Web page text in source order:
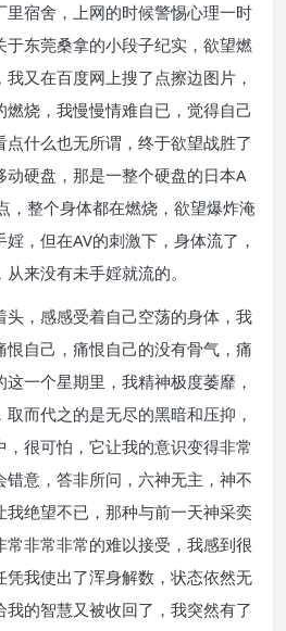
宿舍，上网的时候警惕心理一时
东莞桑拿的小段子纪实，欲望燃
又在百度网上搜了点擦边图片，
烧，我慢慢情难自已，觉得自己
什么也无所谓，终于欲望战胜了
硬盘，那是一整个硬盘的日本A
，整个身体都在燃烧，欲望爆炸淹
，但在AV的刺激下，身体流了，
来没有未手婬就流的。
头，感感受着自己空荡的身体，我
自己，痛恨自己的没有骨气，痛
一个星期里，我精神极度萎靡，
而代之的是无尽的黑暗和压抑，
很可怕，它让我的意识变得非常
意，答非所问，六神无主，神不
绝望不已，那种与前一天神采奕
非常非常的难以接受，我感到很
我使出了浑身解数，状态依然无
的智慧又被收回了，我突然有了